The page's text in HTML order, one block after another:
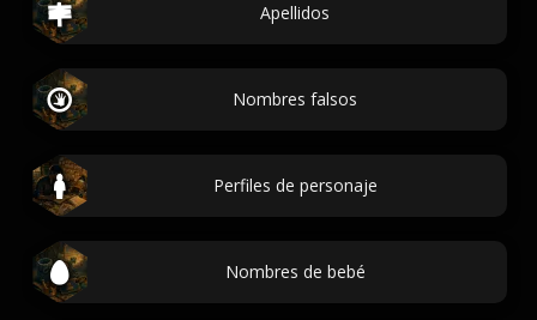
Apellidos
Nombres falsos
Perfiles de personaje
Nombres de bebé